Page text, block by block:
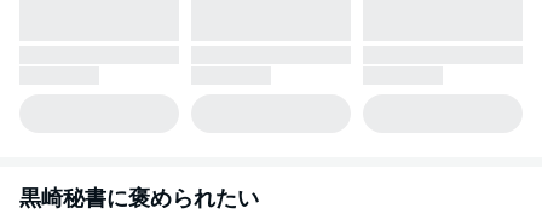
黒崎秘書に褒められたい